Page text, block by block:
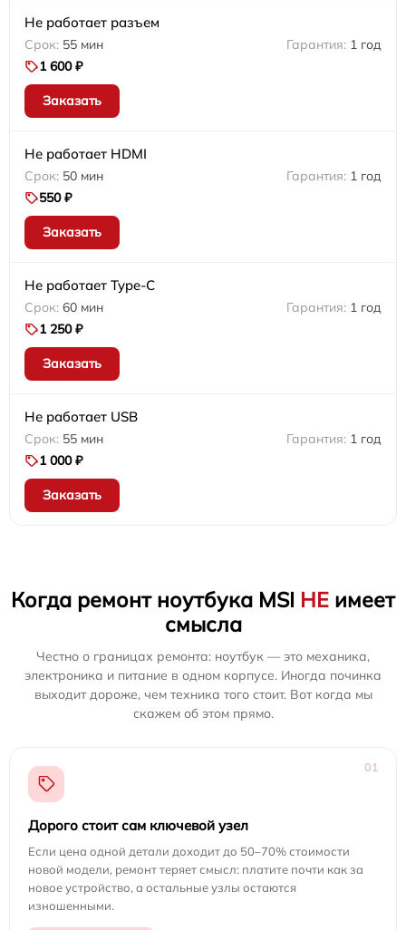
Не работает разъем
55 мин
1 год
1 600 ₽
Заказать
Не работает HDMI
50 мин
1 год
550 ₽
Заказать
Не работает Type-C
60 мин
1 год
1 250 ₽
Заказать
Не работает USB
55 мин
1 год
1 000 ₽
Заказать
Когда ремонт ноутбука MSI НЕ имеет
смысла
Честно о границах ремонта: ноутбук — это механика,
электроника и питание в одном корпусе. Иногда починка
выходит дороже, чем техника того стоит. Вот когда мы
скажем об этом прямо.
01
Дорого стоит сам ключевой узел
Если цена одной детали доходит до 50–70% стоимости
новой модели, ремонт теряет смысл: платите почти как за
новое устройство, а остальные узлы остаются
изношенными.